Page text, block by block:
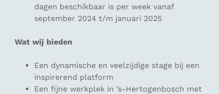
dagen beschikbaar is per week vanaf
september 2024 t/m januari 2025
Wat wij bieden
Een dynamische en veelzijdige stage bij een
inspirerend platform
Een fijne werkplek in ’s-Hertogenbosch met